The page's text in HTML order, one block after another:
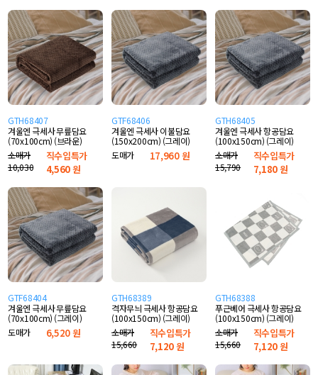
GTH68407
겨울엔 극세사 무릎담요
(70x100cm) (브라운)
소매가
10,030
직수입특가
4,560원
GTF68406
겨울엔 극세사 이불담요
(150x200cm) (그레이)
도매가
17,960 원
GTH68405
겨울엔 극세사 항공담요
(100x150cm) (그레이)
소매가
15,790
직수입특가
7,180원
GTF68404
겨울엔 극세사 무릎담요
(70x100cm) (그레이)
도매가
6,520 원
GTH68389
격자무늬 극세사 항공담요
(100x150cm) (그레이)
소매가
15,660
직수입특가
7,120원
GTH68388
푸근베어 극세사 항공담요
(100x150cm) (그레이)
소매가
15,660
직수입특가
7,120원